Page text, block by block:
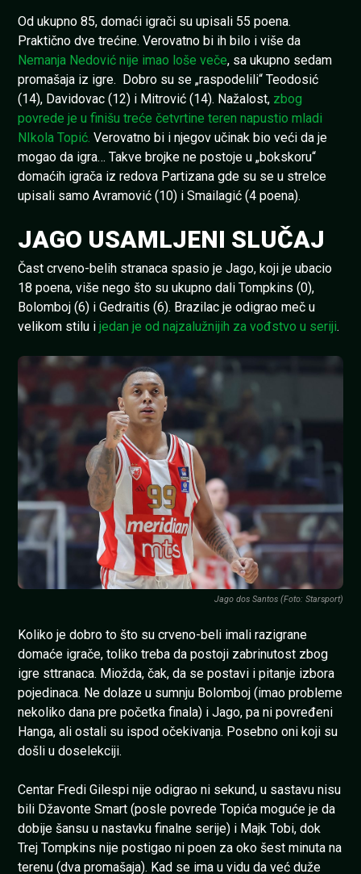
Od ukupno 85, domaći igrači su upisali 55 poena.
Praktično dve trećine. Verovatno bi ih bilo i više da
Nemanja Nedović nije imao loše veče, sa ukupno sedam
promašaja iz igre. Dobro su se „raspodelili“ Teodosić
(14), Davidovac (12) i Mitrović (14). Nažalost, zbog
povrede je u finišu treće četvrtine teren napustio mladi
NIkola Topić. Verovatno bi i njegov učinak bio veći da je
mogao da igra… Takve brojke ne postoje u „bokskoru“
domaćih igrača iz redova Partizana gde su se u strelce
upisali samo Avramović (10) i Smailagić (4 poena).
JAGO USAMLJENI SLUČAJ
Čast crveno-belih stranaca spasio je Jago, koji je ubacio
18 poena, više nego što su ukupno dali Tompkins (0),
Bolomboj (6) i Gedraitis (6). Brazilac je odigrao meč u
velikom stilu i jedan je od najzalužnijih za vođstvo u seriji.
Jago dos Santos (Foto: Starsport)
Koliko je dobro to što su crveno-beli imali razigrane
domaće igrače, toliko treba da postoji zabrinutost zbog
igre sttranaca. Miožda, čak, da se postavi i pitanje izbora
pojedinaca. Ne dolaze u sumnju Bolomboj (imao probleme
nekoliko dana pre početka finala) i Jago, pa ni povređeni
Hanga, ali ostali su ispod očekivanja. Posebno oni koji su
došli u doselekciji.
Centar Fredi Gilespi nije odigrao ni sekund, u sastavu nisu
bili Džavonte Smart (posle povrede Topića moguće je da
dobije šansu u nastavku finalne serije) i Majk Tobi, dok
Trej Tompkins nije postigao ni poen za oko šest minuta na
terenu (dva promašaja). Kad se ima u vidu da već duže